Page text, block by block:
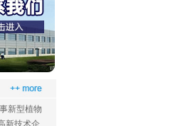
新型植物
新技术企